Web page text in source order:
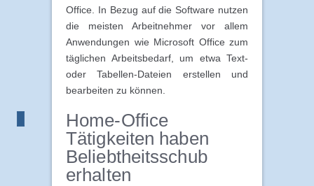
Office. In Bezug auf die Software nutzen
die meisten Arbeitnehmer vor allem
Anwendungen wie Microsoft Office zum
täglichen Arbeitsbedarf, um etwa Text-
oder Tabellen-Dateien erstellen und
bearbeiten zu können.
Home-Office
Tätigkeiten haben
Beliebtheitsschub
erhalten